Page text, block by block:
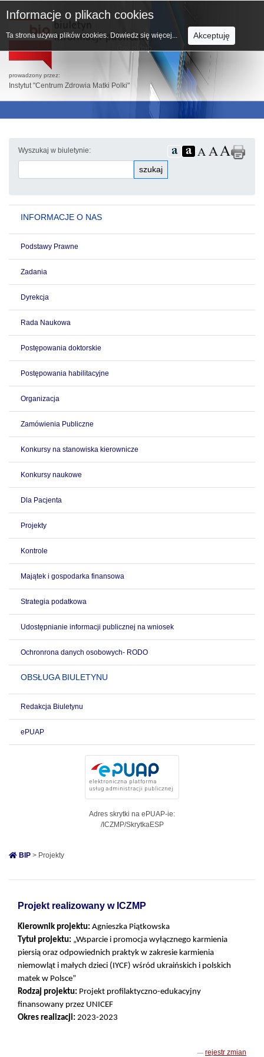
prowadzony przez:
Instytut "Centrum Zdrowia Matki Polki"
Wyszukaj w biuletynie:
szukaj
INFORMACJE O NAS
Podstawy Prawne
Zadania
Dyrekcja
Rada Naukowa
Postępowania doktorskie
Postępowania habilitacyjne
Organizacja
Zamówienia Publiczne
Konkursy na stanowiska kierownicze
Konkursy naukowe
Dla Pacjenta
Projekty
Kontrole
Majątek i gospodarka finansowa
Strategia podatkowa
Udostępnianie informacji publicznej na wniosek
Ochronrona danych osobowych- RODO
OBSŁUGA BIULETYNU
Redakcja Biuletynu
ePUAP
Adres skrytki na ePUAP-ie:
/ICZMP/SkrytkaESP
BIP > Projekty
Projekt realizowany w ICZMP
Kierownik projektu: Agnieszka Piątkowska
Tytuł projektu: „Wsparcie i promocja wyłącznego karmienia
piersią oraz odpowiednich praktyk w zakresie karmienia
niemowląt i małych dzieci (IYCF) wśród ukraińskich i polskich
matek w Polsce”
Rodzaj projektu: Projekt profilaktyczno-edukacyjny
finansowany przez UNICEF
Okres realizacji: 2023-2023
rejestr zmian
Informacje o plikach cookies
Ta strona używa plików cookies. Dowiedz się więcej... Akceptuję